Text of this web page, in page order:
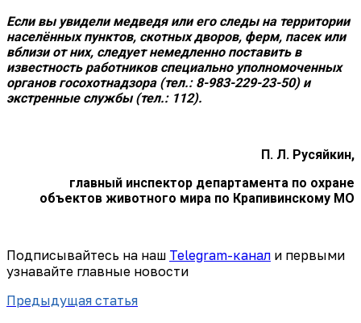
Если вы увидели медведя или его следы на территории
населённых пунктов, скотных дворов, ферм, пасек или
вблизи от них, следует немедленно поставить в
известность работников специально уполномоченных
органов госохотнадзора (тел.: 8-983-229-23-50) и
экстренные службы (тел.: 112).
П. Л. Русяйкин,
главный инспектор департамента по охране
объектов животного мира по Крапивинскому МО
Подписывайтесь на наш Telegram-канал и первыми
узнавайте главные новости
Предыдущая статья